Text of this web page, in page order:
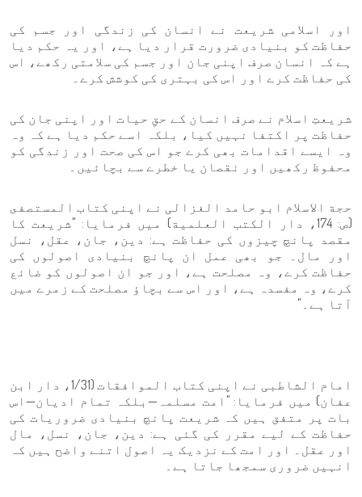
اور اسلامی شریعت نے انسان کی زندگی اور جسم کی
حفاظت کو بنیادی ضرورت قرار دیا ہے، اور یہ حکم دیا
ہے کہ انسان صرف اپنی جان اور جسم کی سلامتی رکھے، اس
کی حفاظت کرے اور اس کی بہتری کی کوشش کرے۔
شریعتِ اسلام نے صرف انسان کے حقِ حیات اور اپنی جان کی
حفاظت پر اکتفا نہیں کیا، بلکہ اسے حکم دیا ہے کہ وہ
وہ ایسے اقدامات بھی کرے جو اس کی صحت اور زندگی کو
محفوظ رکھیں اور نقصان یا خطرے سے بچائیں۔
حجة الاسلام ابو حامد الغزالی نے اپنی کتاب المستصفى
(ص: 174، دار الكتب العلمية) میں فرمایا: "شریعت کا
مقصد پانچ چیزوں کی حفاظت ہے: دین، جان، عقل، نسل
اور مال۔ جو بھی عمل ان پانچ بنیادی اصولوں کی
حفاظت کرے، وہ مصلحت ہے، اور جو ان اصولوں کو ضائع
کرے، وہ مفسدہ ہے، اور اس سے بچاؤ مصلحت کے زمرے میں
آتا ہے۔"
امام الشاطبی نے اپنی کتاب الموافقات (1/31، دار ابن
عفان) میں فرمایا: "امت مسلمہ—بلکہ تمام ادیان—اس
بات پر متفق ہیں کہ شریعت پانچ بنیادی ضروریات کی
حفاظت کے لیے مقرر کی گئی ہے: دین، جان، نسل، مال
اور عقل۔ اور امت کے نزدیک یہ اصول اتنے واضح ہیں کہ
انہیں ضروری سمجھا جاتا ہے۔